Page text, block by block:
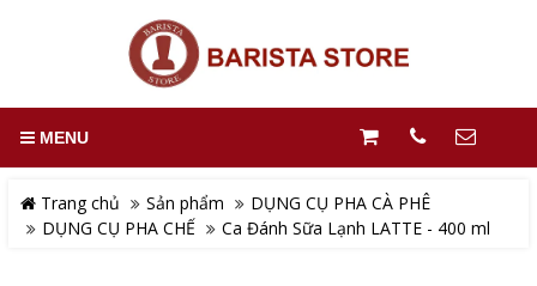
MENU
Trang chủ Sản phẩm
DỤNG CỤ PHA CÀ PHÊ
DỤNG CỤ PHA CHẾ
Ca Đánh Sữa Lạnh LATTE - 400 ml